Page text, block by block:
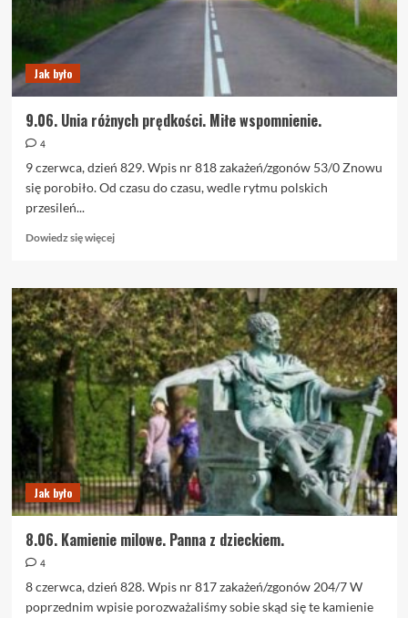
Jak było
9.06. Unia różnych prędkości. Miłe wspomnienie.
4
9 czerwca, dzień 829. Wpis nr 818 zakażeń/zgonów 53/0 Znowu
się porobiło. Od czasu do czasu, wedle rytmu polskich
przesileń...
Dowiedz się więcejDowiedz
o
9.06.
Unia
różnych
prędkości.
Miłe
wspomnienie.
Jak było
8.06. Kamienie milowe. Panna z dzieckiem.
4
8 czerwca, dzień 828. Wpis nr 817 zakażeń/zgonów 204/7 W
poprzednim wpisie porozważaliśmy sobie skąd się te kamienie